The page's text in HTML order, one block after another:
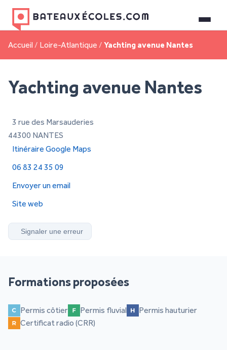
Accueil / Loire-Atlantique / Yachting avenue Nantes
Yachting avenue Nantes
3 rue des Marsauderies
44300 NANTES
Itinéraire Google Maps
06 83 24 35 09
Envoyer un email
Site web
Signaler une erreur
Formations proposées
Permis côtier Permis fluvial
Permis hauturier
Certificat radio (CRR)